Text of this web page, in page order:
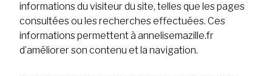
informations du visiteur du site, telles que les pages
consultées ou les recherches effectuées. Ces
informations permettent à annelisemazille.fr
d’améliorer son contenu et la navigation.